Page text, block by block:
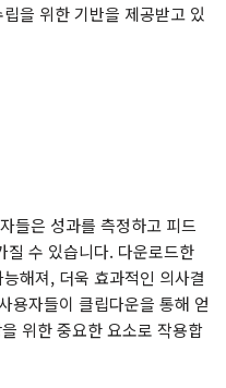
을 위한 기반을 제공받고 있
들은 성과를 측정하고 피드
질 수 있습니다. 다운로드한
해져, 더욱 효과적인 의사결
용자들이 클립다운을 통해 얻
위한 중요한 요소로 작용합